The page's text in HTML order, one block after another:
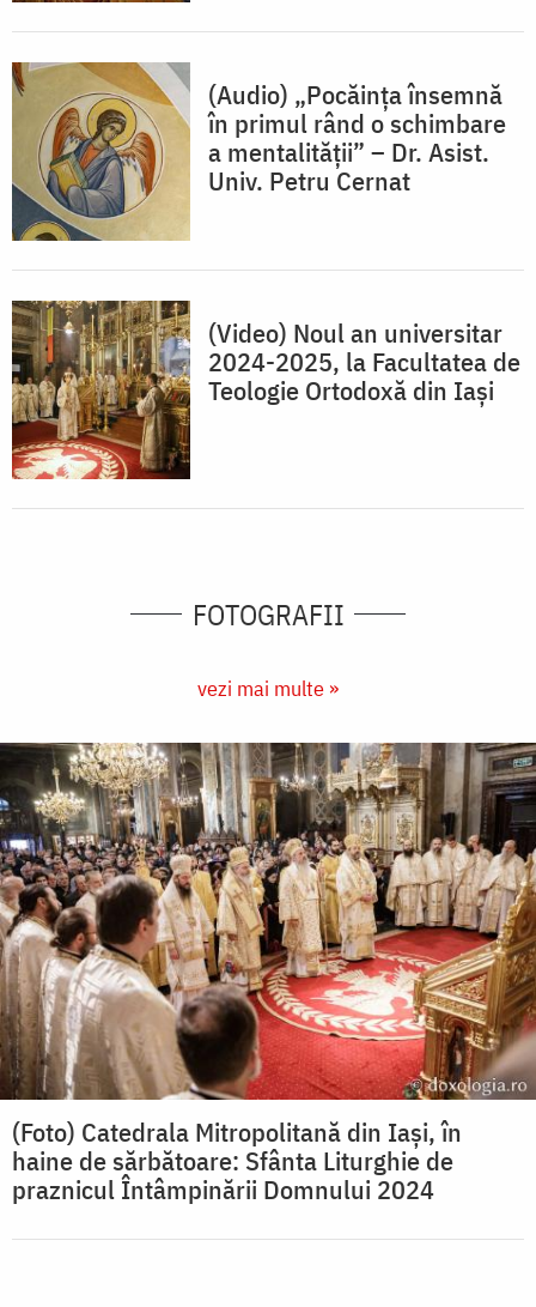
(Audio) „Pocăința însemnă
în primul rând o schimbare
a mentalității” – Dr. Asist.
Univ. Petru Cernat
(Video) Noul an universitar
2024-2025, la Facultatea de
Teologie Ortodoxă din Iași
FOTOGRAFII
vezi mai multe »
(Foto) Catedrala Mitropolitană din Iași, în
haine de sărbătoare: Sfânta Liturghie de
praznicul Întâmpinării Domnului 2024